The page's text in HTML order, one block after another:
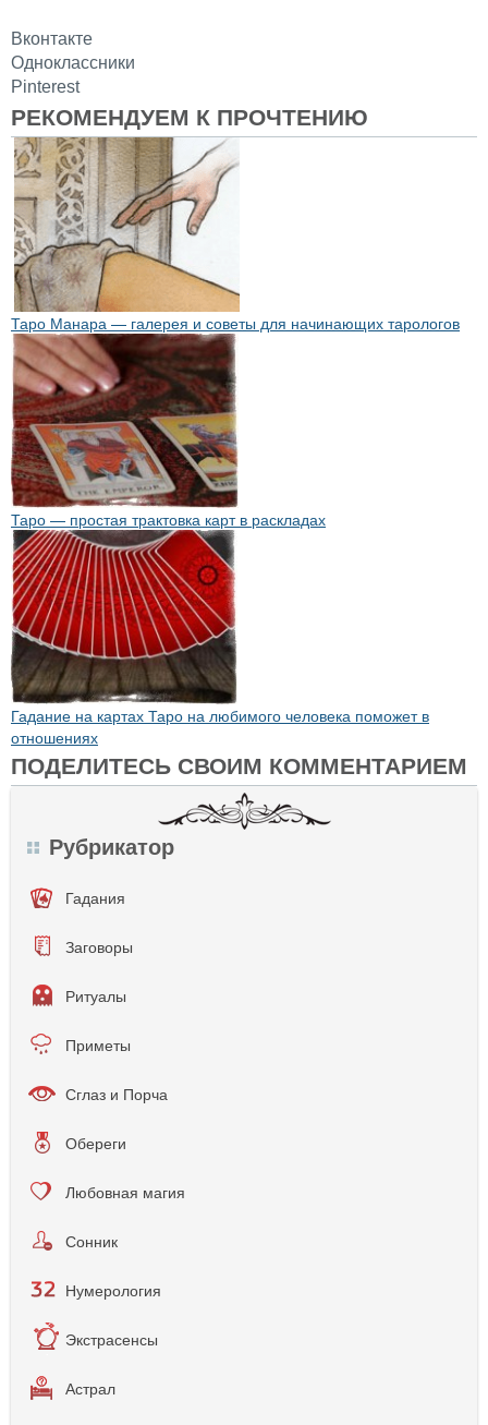
Вконтакте
Одноклассники
Pinterest
РЕКОМЕНДУЕМ К ПРОЧТЕНИЮ
Таро Манара — галерея и советы для начинающих тарологов
Таро — простая трактовка карт в раскладах
Гадание на картах Таро на любимого человека поможет в
отношениях
ПОДЕЛИТЕСЬ СВОИМ КОММЕНТАРИЕМ
Рубрикатор
Гадания
Заговоры
Ритуалы
Приметы
Сглаз и Порча
Обереги
Любовная магия
Сонник
Нумерология
Экстрасенсы
Астрал